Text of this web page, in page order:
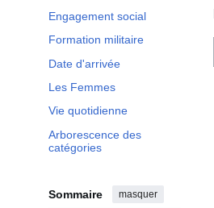
Engagement social
Formation militaire
Date d'arrivée
Les Femmes
Vie quotidienne
Arborescence des
catégories
Sommaire masquer